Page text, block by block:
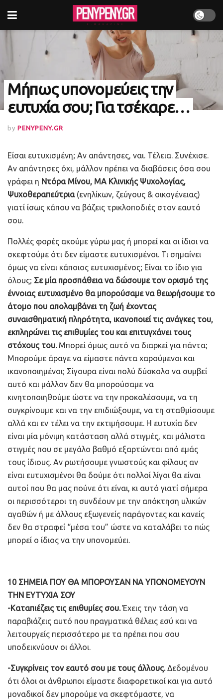
Μήπως υπονομεύεις την
ευτυχία σου; Για τσέκαρε…
by PENYPENY.GR
Είσαι ευτυχισμένη; Αν απάντησες, ναι. Τέλεια. Συνέχισε.
Αν απάντησες όχι, μάλλον πρέπει να διαβάσεις όσα σου
γράφει η Ντόρα Μίνου, ΜΑ Κλινικής Ψυχολογίας,
Ψυχοθεραπεύτρια(ενηλίκων, ζεύγους & οικογένειας)
γιατί ίσως κάπου να βάζεις τρικλοποδιές στον εαυτό
σου.
Πολλές φορές ακούμε γύρω μας ή μπορεί και οι ίδιοι να
σκεφτούμε ότι δεν είμαστε ευτυχισμένοι. Τι σημαίνει
όμως να είναι κάποιος ευτυχισμένος; Είναι το ίδιο για
όλους; Σε μία προσπάθεια να δώσουμε τον ορισμό της
έννοιας ευτυχισμένο θα μπορούσαμε να θεωρήσουμε το
άτομο που απολαμβάνει τη ζωή έχοντας
συναισθηματική πληρότητα, ικανοποιεί τις ανάγκες του,
εκπληρώνει τις επιθυμίες του και επιτυγχάνει τους
στόχους του.Μπορεί όμως αυτό να διαρκεί για πάντα;
Μπορούμε άραγε να είμαστε πάντα χαρούμενοι και
ικανοποιημένοι; Σίγουρα είναι πολύ δύσκολο να συμβεί
αυτό και μάλλον δεν θα μπορούσαμε να
κινητοποιηθούμε ώστε να την προκαλέσουμε, να τη
συγκρίνουμε και να την επιδιώξουμε, να τη σταθμίσουμε
αλλά και εν τέλει να την εκτιμήσουμε. Η ευτυχία δεν
είναι μία μόνιμη κατάσταση αλλά στιγμές, και μάλιστα
στιγμές που σε μεγάλο βαθμό εξαρτώνται από εμάς
τους ίδιους. Αν ρωτήσουμε γνωστούς και φίλους αν
είναι ευτυχισμένοι θα δούμε ότι πολλοί λίγοι θα είναι
αυτοί που θα μας πούνε ότι είναι, κι αυτό γιατί σήμερα
οι περισσότεροι τη συνδέουν με την απόκτηση υλικών
αγαθών ή με άλλους εξωγενείς παράγοντες και κανείς
δεν θα στραφεί “μέσα του” ώστε να καταλάβει το πώς
μπορεί ο ίδιος να την υπονομεύει.
10 ΣΗΜΕΙΑ ΠΟΥ ΘΑ ΜΠΟΡΟΥΣΑΝ ΝΑ ΥΠΟΝΟΜΕΥΟΥΝ
ΤΗΝ ΕΥΤΥΧΙΑ ΣΟΥ
-Καταπιέζεις τις επιθυμίες σου.Έχεις την τάση να
παραβιάζεις αυτό που πραγματικά θέλεις εσύ και να
λειτουργείς περισσότερο με τα πρέπει που σου
υποδεικνύουν οι άλλοι.
-Συγκρίνεις τον εαυτό σου με τους άλλους.Δεδομένου
ότι όλοι οι άνθρωποι είμαστε διαφορετικοί και για αυτό
μοναδικοί δεν μπορούμε να σκεφτόμαστε, να